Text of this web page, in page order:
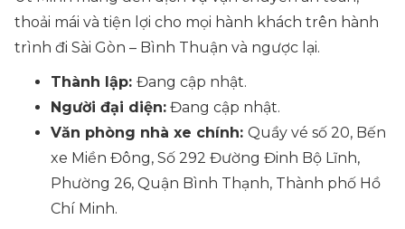
thoải mái và tiện lợi cho mọi hành khách trên hành
trình đi Sài Gòn – Bình Thuận và ngược lại.
Thành lập: Đang cập nhật.
Người đại diện: Đang cập nhật.
Văn phòng nhà xe chính: Quầy vé số 20, Bến
xe Miền Đông, Số 292 Đường Đinh Bộ Lĩnh,
Phường 26, Quận Bình Thạnh, Thành phố Hồ
Chí Minh.